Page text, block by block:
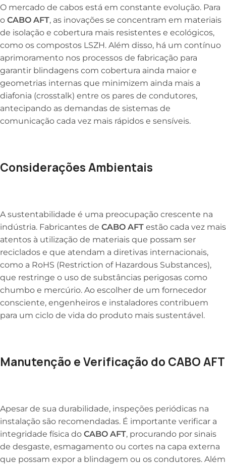
O mercado de cabos está em constante evolução. Para
o CABO AFT, as inovações se concentram em materiais
de isolação e cobertura mais resistentes e ecológicos,
como os compostos LSZH. Além disso, há um contínuo
aprimoramento nos processos de fabricação para
garantir blindagens com cobertura ainda maior e
geometrias internas que minimizem ainda mais a
diafonia (crosstalk) entre os pares de condutores,
antecipando as demandas de sistemas de
comunicação cada vez mais rápidos e sensíveis.
Considerações Ambientais
A sustentabilidade é uma preocupação crescente na
indústria. Fabricantes de CABO AFT estão cada vez mais
atentos à utilização de materiais que possam ser
reciclados e que atendam a diretivas internacionais,
como a RoHS (Restriction of Hazardous Substances),
que restringe o uso de substâncias perigosas como
chumbo e mercúrio. Ao escolher de um fornecedor
consciente, engenheiros e instaladores contribuem
para um ciclo de vida do produto mais sustentável.
Manutenção e Verificação do CABO AFT
Apesar de sua durabilidade, inspeções periódicas na
instalação são recomendadas. É importante verificar a
integridade física do CABO AFT, procurando por sinais
de desgaste, esmagamento ou cortes na capa externa
que possam expor a blindagem ou os condutores. Além